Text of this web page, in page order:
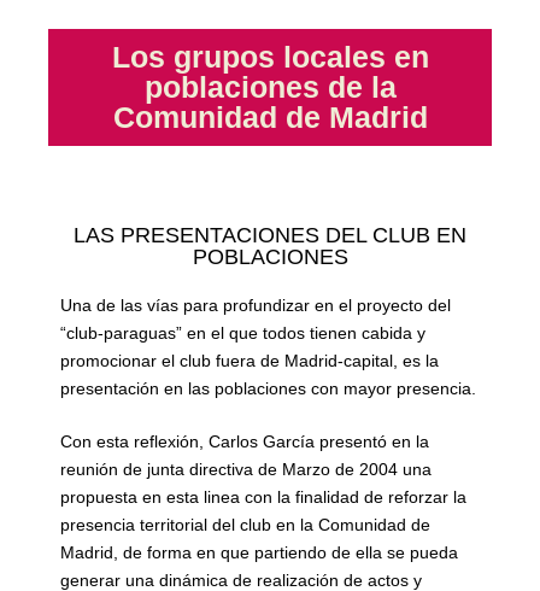
Los grupos locales en
poblaciones de la
Comunidad de Madrid
LAS PRESENTACIONES DEL CLUB EN
POBLACIONES
Una de las vías para profundizar en el proyecto del
“club-paraguas” en el que todos tienen cabida y
promocionar el club fuera de Madrid-capital, es la
presentación en las poblaciones con mayor presencia.
Con esta reflexión, Carlos García presentó en la
reunión de junta directiva de Marzo de 2004 una
propuesta en esta linea con la finalidad de reforzar la
presencia territorial del club en la Comunidad de
Madrid, de forma en que partiendo de ella se pueda
generar una dinámica de realización de actos y